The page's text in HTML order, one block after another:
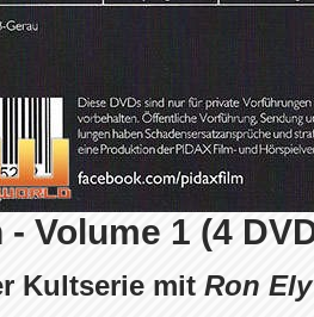
- Volume 1 (4
Kultserie mit Ron Ely